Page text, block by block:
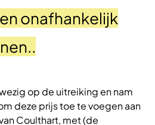
onafhankelijk
op de uitreiking en nam
deze prijs toe te voegen aan
Coulthart, met (de